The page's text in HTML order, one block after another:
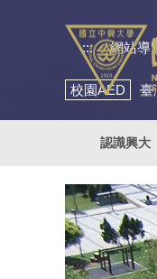
::: 網站導
校園AED 臺
認識興大